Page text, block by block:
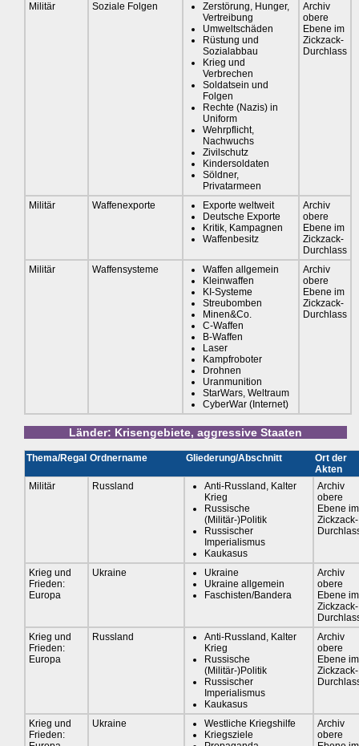
Militär Soziale Folgen
Zerstörung, Hunger,
Vertreibung
Umweltschäden
Rüstung und
Sozialabbau
Krieg und
Verbrechen
Soldatsein und
Folgen
Rechte (Nazis) in
Uniform
Wehrpflicht,
Nachwuchs
Zivilschutz
Kindersoldaten
Söldner,
Privatarmeen
Archiv
obere
Ebene im
Zickzack-
Durchlass
Militär Waffenexporte
Exporte weltweit
Deutsche Exporte
Kritik, Kampagnen
Waffenbesitz
Archiv
obere
Ebene im
Zickzack-
Durchlass
Militär
Waffensysteme
Waffen allgemein
Kleinwaffen
KI-Systeme
Streubomben
Minen&Co.
C-Waffen
B-Waffen
Laser
Kampfroboter
Drohnen
Uranmunition
StarWars, Weltraum
CyberWar (Internet)
Archiv
obere
Ebene im
Zickzack-
Durchlass
Länder: Krisengebiete, aggressive Staaten
Thema/Regal Ordnername Gliederung/Abschnitt
Ort der
Akten
Militär
Russland
Anti-Russland, Kalter
Krieg
Russische
(Militär-)Politik
Russischer
Imperialismus
Kaukasus
Archiv
obere
Ebene im
Zickzack-
Krieg und
Frieden:
Europa
Ukraine
Ukraine
Ukraine allgemein
Faschisten/Bandera
Archiv
obere
Ebene im
Zickzack-
Krieg und
Frieden:
Europa
Russland
Anti-Russland, Kalter
Krieg
Russische
(Militär-)Politik
Russischer
Imperialismus
Kaukasus
Archiv
obere
Ebene im
Zickzack-
Krieg und
Frieden:
Ukraine
Westliche Kriegshilfe
Kriegsziele
Archiv
obere